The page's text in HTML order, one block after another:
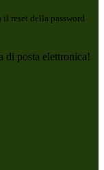
reset della password
di posta elettronica!